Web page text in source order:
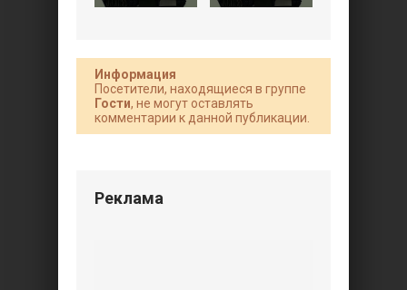
Информация
Посетители, находящиеся в группе
Гости, не могут оставлять
комментарии к данной публикации.
Реклама